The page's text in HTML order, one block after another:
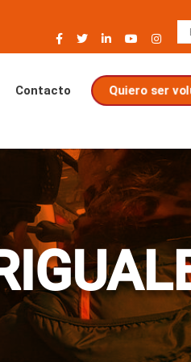
Contacto Quiero ser